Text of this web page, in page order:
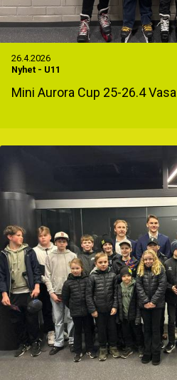
26.4.2026
Nyhet - U11
Mini Aurora Cup 25-26.4 Vasa